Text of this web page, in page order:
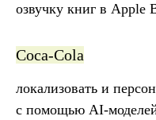
озвучку книг в Apple
Coca-Cola
локализовать и
с помощью AI-